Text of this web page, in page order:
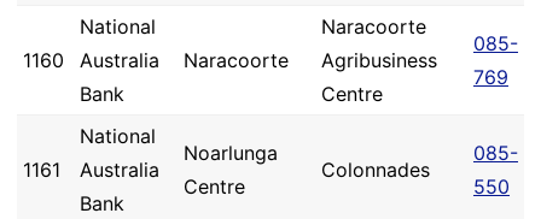
1160
National
Australia
Bank
Naracoorte
Naracoorte
Agribusiness
Centre
085-
769
1161
National
Australia
Bank
Noarlunga
Centre
Colonnades
085-
550